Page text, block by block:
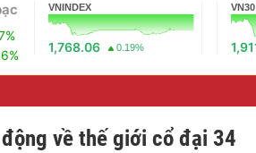
VNINDEX
1,768.06 0.19%
VN30
về thế giới cổ đại 34